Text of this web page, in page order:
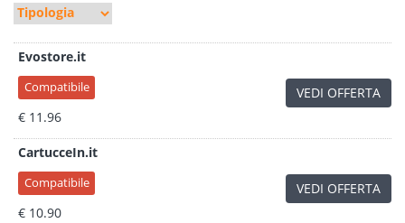
Evostore.it
Compatibile
€ 11.96
VEDI OFFERTA
CartucceIn.it
Compatibile
€ 10.90
VEDI OFFERTA